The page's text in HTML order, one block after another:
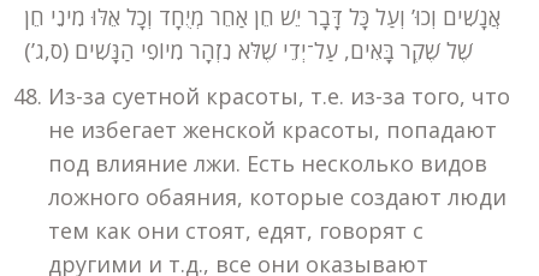
אֲנָשִׁים וְכוּ’ וְעַל כָּל דָּבָר יֵשׁ חֵן אַחֵר מְיֻחָד וְכָל אֵלּוּ מִינֵי חֵן
שֶׁל שֶׁקֶר בָּאִים, עַל־יְדֵי שֶׁלֹּא נִזְהָר מִיוֹפִי הַנָּשִׁים (ס,ג’)
Из-за суетной красоты, т.е. из-за того, что
не избегает женской красоты, попадают
под влияние лжи. Есть несколько видов
ложного обаяния, которые создают люди
тем как они стоят, едят, говорят с
другими и т.д., все они оказывают